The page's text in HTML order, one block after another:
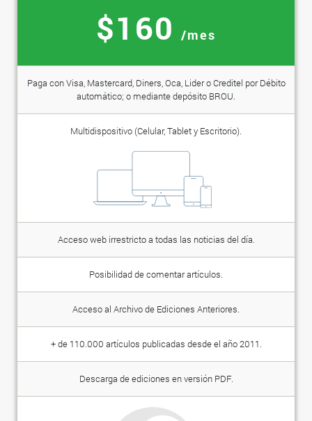
$160 /mes
Paga con Visa, Mastercard, Diners, Oca, Lider o Creditel por Débito
automático; o mediante depósito BROU.
Multidispositivo (Celular, Tablet y Escritorio).
Acceso web irrestricto a todas las noticias del día.
Posibilidad de comentar artículos.
Acceso al Archivo de Ediciones Anteriores.
+ de 110.000 artículos publicadas desde el año 2011.
Descarga de ediciones en versión PDF.